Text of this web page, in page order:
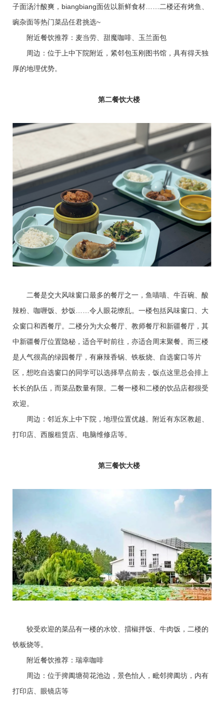
子面汤汁酸爽，biangbiang面佐以新鲜食材……二楼还有烤鱼、
豌杂面等热门菜品任君挑选~
附近餐饮推荐：麦当劳、甜魔咖啡、玉兰面包
周边：位于上中下院附近，紧邻包玉刚图书馆，具有得天独
厚的地理优势。
第二餐饮大楼
二餐是交大风味窗口最多的餐厅之一，鱼喵喵、牛百碗、酸
辣粉、咖喱饭、炒饭……令人眼花缭乱。一楼包括风味窗口、大
众窗口和西餐厅。二楼分为大众餐厅、教师餐厅和新疆餐厅，其
中新疆餐厅位置隐秘，适合平时前往，亦适合周末聚餐。而三楼
是人气很高的绿园餐厅，有麻辣香锅、铁板烧、自选窗口等片
区，想吃自选窗口的同学可以选择早点前去，饭点这里总会排上
长长的队伍，而菜品数量有限。二餐一楼和二楼的饮品店都很受
欢迎。
周边：邻近东上中下院，地理位置优越。附近有东区教超、
打印店、西服租赁店、电脑维修店等。
第三餐饮大楼
较受欢迎的菜品有一楼的水饺、擂椒拌饭、牛肉饭，二楼的
铁板烧等。
附近餐饮推荐：瑞幸咖啡
周边：位于捭阖塘荷花池边，景色怡人，毗邻捭阖坊，内有
打印店、眼镜店等